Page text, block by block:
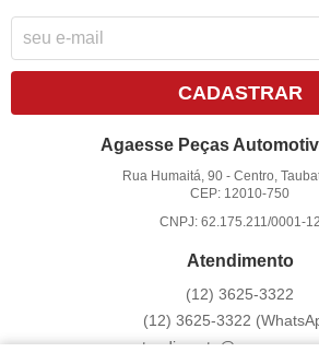
CADASTRAR
Agaesse Peças
Rua Humaitá, 90 -Centro,
CEP: 12010-750
CNPJ: 62.175.211/0001-12
Atendimento
(12) 3625-3322
(12) 3625-3322